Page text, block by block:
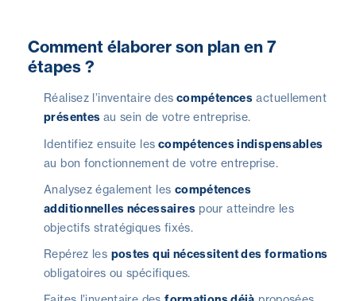
Comment élaborer son plan en 7
étapes ?
Réalisez l’inventaire des compétences actuellement
présentes au sein de votre entreprise.
Identifiez ensuite les compétences indispensables
au bon fonctionnement de votre entreprise.
Analysez également les compétences
additionnelles nécessairespour atteindre les
objectifs stratégiques fixés.
Repérez les postes qui nécessitent des formations
obligatoires ou spécifiques.